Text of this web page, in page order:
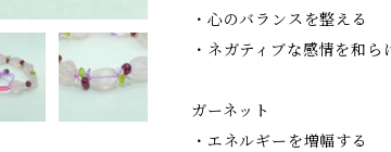
・心のバランスを整える
・ネガティブな感情を和ら
ガーネット
・エネルギーを増幅する